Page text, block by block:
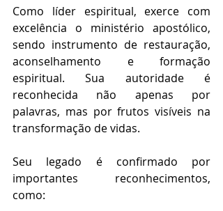
Como líder espiritual, exerce com
excelência o ministério apostólico,
sendo instrumento de restauração,
aconselhamento e formação
espiritual. Sua autoridade é
reconhecida não apenas por
palavras, mas por frutos visíveis na
transformação de vidas.
Seu legado é confirmado por
importantes reconhecimentos,
como: